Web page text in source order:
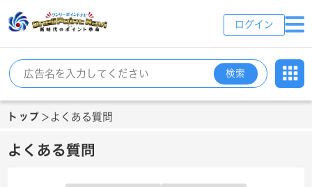
ログイン
検索
トップ ＞ よくある質問
よくある質問